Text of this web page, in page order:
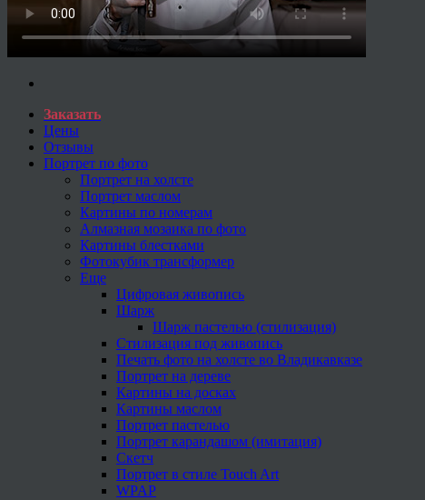
Заказать
Цены
Отзывы
Портрет по фото
Портрет на холсте
Портрет маслом
Картины по номерам
Алмазная мозаика по фото
Картины блестками
Фотокубик трансформер
Еще
Цифровая живопись
Шарж
Шарж пастелью (стилизация)
Стилизация под живопись
Печать фото на холсте во Владикавказе
Портрет на дереве
Картины на досках
Картины маслом
Портрет пастелью
Портрет карандашом (имитация)
Скетч
Портрет в стиле Touch Art
WPAP